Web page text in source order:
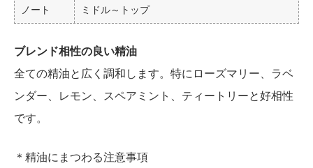
ノート ミドル～トップ
ブレンド相性の良い精油
全ての精油と広く調和します。特にローズマリー、ラベ
ンダー、レモン、スペアミント、ティートリーと好相性
です。
＊精油にまつわる注意事項